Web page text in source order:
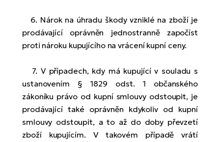
6. Nárok na úhradu škody vzniklé na zboží je
prodávající oprávněn jednostranně započíst
proti nároku kupujícího na vrácení kupní ceny.
7. V případech, kdy má kupující v souladu s
ustanovením § 1829 odst. 1 občanského
zákoníku právo od kupní smlouvy odstoupit, je
prodávající také oprávněn kdykoliv od kupní
smlouvy odstoupit, a to až do doby převzetí
zboží kupujícím. V takovém případě vrátí